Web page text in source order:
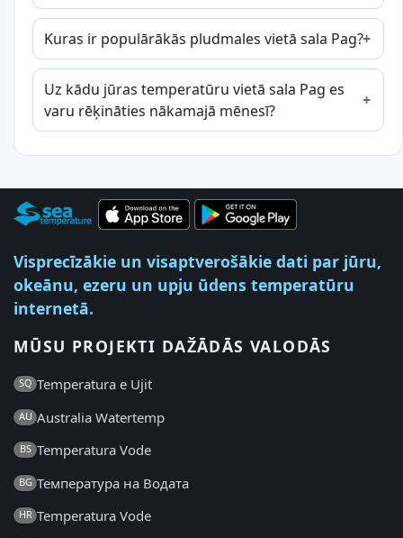
Kuras ir populārākās pludmales vietā sala Pag?
Uz kādu jūras temperatūru vietā sala Pag es
varu rēķināties nākamajā mēnesī?
Visprecīzākie un visaptverošākie dati par jūru,
okeānu, ezeru un upju ūdens temperatūru
internetā.
MŪSU PROJEKTI DAŽĀDĀS VALODĀS
SQ Temperatura e Ujit
AU Australia Watertemp
BS Temperatura Vode
BG Температура на Водата
HR Temperatura Vode